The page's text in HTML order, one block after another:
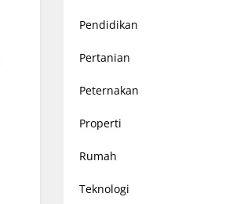
Pendidikan
Pertanian
Peternakan
Properti
Rumah
Teknologi